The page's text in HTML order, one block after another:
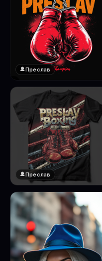
❤️
1
Преслав
Преслав